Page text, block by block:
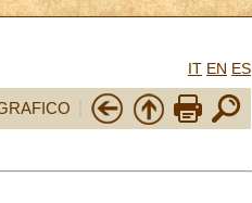
IT EN ES